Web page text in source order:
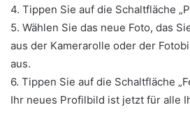
4. Tippen Sie auf die Schaltfläche
5. Wählen Sie das neue Foto, das
aus der Kamerarolle oder der
aus.
6. Tippen Sie auf die Schaltfläche
Ihr neues Profilbild ist jetzt für alle